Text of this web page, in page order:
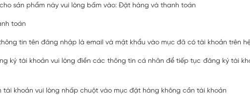
sản phẩm này vui lòng bấm vào: Đặt hàng và thanh toán
toán
tin tên đăng nhập là email và mật khẩu vào mục đã có tài khoản trên
ký tài khoản vui lòng điền các thông tin cá nhân để tiếp tục đăng ký tài
tài khoản vui lòng nhấp chuột vào mục đặt hàng không cần tài khoản